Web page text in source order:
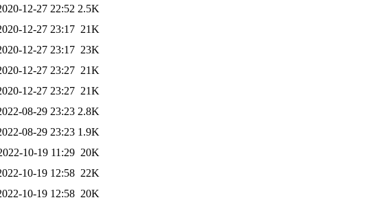
12-27 22:52 2.5K
12-27 23:17 21K
12-27 23:17 23K
12-27 23:27 21K
12-27 23:27 21K
08-29 23:23 2.8K
08-29 23:23 1.9K
10-19 11:29 20K
10-19 12:58 22K
10-19 12:58 20K